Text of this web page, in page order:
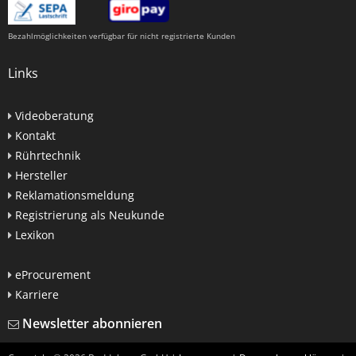
Bezahlmöglichkeiten verfügbar für nicht registrierte Kunden
Links
Videoberatung
Kontakt
Rührtechnik
Hersteller
Reklamationsmeldung
Registrierung als Neukunde
Lexikon
eProcurement
Karriere
Newsletter abonnieren